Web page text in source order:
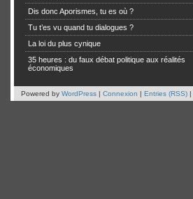
Dis donc Aporismes, tu es où ?
Tu t’es vu quand tu dialogues ?
La loi du plus cynique
35 heures : du faux débat politique aux réalités
économiques
Powered by WordPress | Connexion | Entries (RSS) |